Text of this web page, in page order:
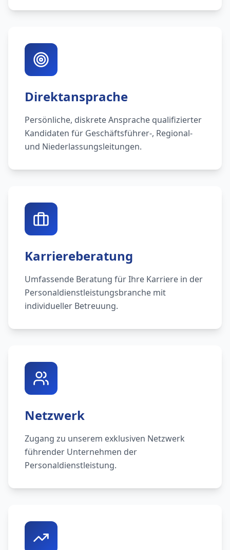
Direktansprache
Persönliche, diskrete Ansprache qualifizierter
Kandidaten für Geschäftsführer-, Regional-
und Niederlassungsleitungen.
Karriereberatung
Umfassende Beratung für Ihre Karriere in der
Personaldienstleistungsbranche mit
individueller Betreuung.
Netzwerk
Zugang zu unserem exklusiven Netzwerk
führender Unternehmen der
Personaldienstleistung.